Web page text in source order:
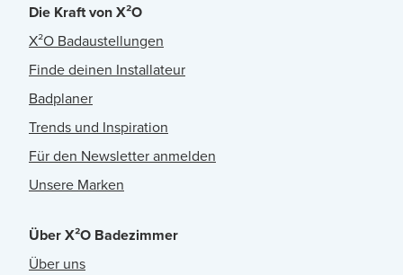
Die Kraft von X²O
X²O Badaustellungen
Finde deinen Installateur
Badplaner
Trends und Inspiration
Für den Newsletter anmelden
Unsere Marken
Über X²O Badezimmer
Über uns